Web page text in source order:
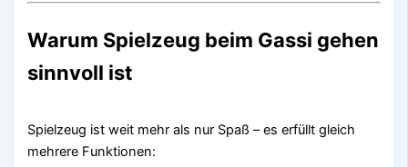
Warum Spielzeug beim Gassi gehen
sinnvoll ist
Spielzeug ist weit mehr als nur Spaß – es erfüllt gleich
mehrere Funktionen: